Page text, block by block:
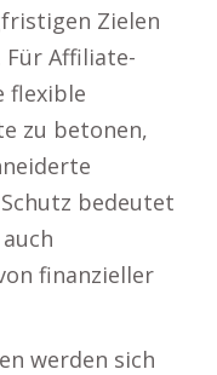
Zielen
Für Affiliate-
flexible
zu betonen,
bedeutet
finanzieller
werden sich